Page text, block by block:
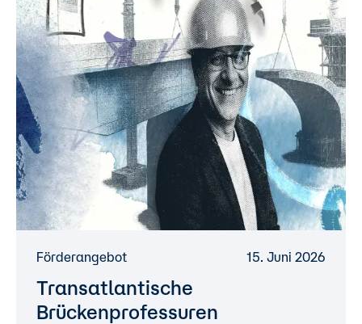
Förderangebot 15. Juni 2026
Transatlantische
Brückenprofessuren